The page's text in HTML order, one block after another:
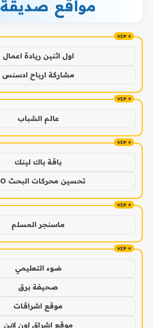
مواقع صديقة
اول اثنين ريادة اعمال
مشاركة ارباح ادسنس
عالم الشباب
باقة باك لينك
تحسين محركات البحث SEO
ماسنجر المسلم
ضوء التعليمي
صحيفة برق
موقع اشراقات
موقع اشراق اون لاين